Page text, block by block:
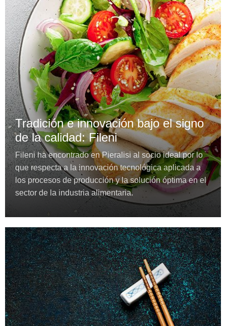
Tradición e innovación bajo el signo
de la calidad: Fileni
Fileni ha encontrado en Pieralisi al socio ideal por lo
que respecta a la innovación tecnológica aplicada a
los procesos de producción y la solución óptima en el
sector de la industria alimentaria.